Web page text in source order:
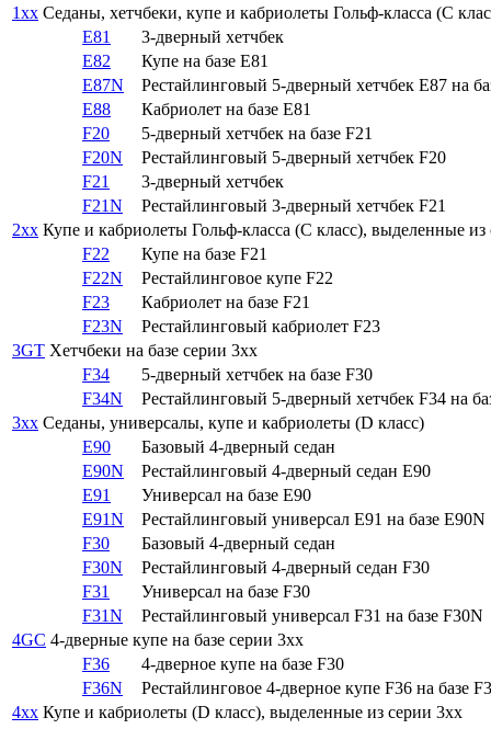
1xx Седаны, хетчбеки, купе и кабриолеты Гольф-класса (C
E81
3-дверный хетчбек
E82
Купе на базе E81
E87N
Рестайлинговый 5-дверный хетчбек E87 на
E88
Кабриолет на базе E81
F20
5-дверный хетчбек на базе F21
F20N
Рестайлинговый 5-дверный хетчбек F20
F21
3-дверный хетчбек
F21N
Рестайлинговый 3-дверный хетчбек F21
2xx Купе и кабриолеты Гольф-класса (C класс), выделенные
F22
Купе на базе F21
F22N
Рестайлинговое купе F22
F23
Кабриолет на базе F21
F23N
Рестайлинговый кабриолет F23
3GT Хетчбеки на базе серии 3xx
F34
5-дверный хетчбек на базе F30
F34N
Рестайлинговый 5-дверный хетчбек F34 на
3xx Седаны, универсалы, купе и кабриолеты (D класс)
E90
Базовый 4-дверный седан
E90N
Рестайлинговый 4-дверный седан E90
E91
Универсал на базе E90
E91N
Рестайлинговый универсал E91 на базе E90N
F30
Базовый 4-дверный седан
F30N
Рестайлинговый 4-дверный седан F30
F31
Универсал на базе F30
F31N
Рестайлинговый универсал F31 на базе F30N
4GC 4-дверные купе на базе серии 3xx
F36
4-дверное купе на базе F30
F36N
Рестайлинговое 4-дверное купе F36 на базе
4xx Купе и кабриолеты (D класс), выделенные из серии 3xx